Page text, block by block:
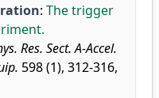
: The trigger
Res. Sect. A-Accel.
598 (1), 312-316,